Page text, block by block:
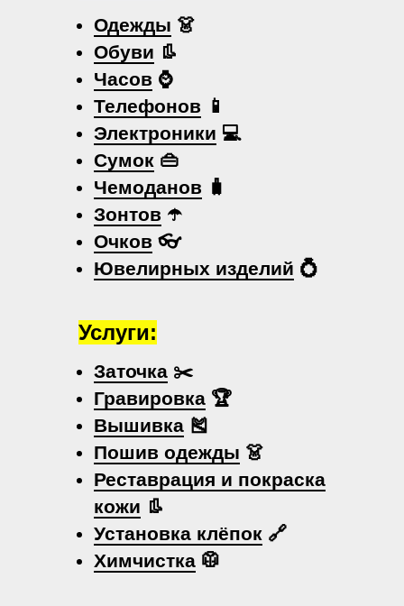
Одежды 👗
Обуви 👢
Часов ⌚
Телефонов 📱
Электроники 💻
Сумок 👜
Чемоданов 🧳
Зонтов ☂️
Очков 👓
Ювелирных изделий 💍
Заточка ✂️
Гравировка 🏆
Вышивка 🎽
Пошив одежды 👗
Реставрация и покраска
кожи 👢
Установка клёпок 🔗
Химчистка 🥼
Услуги: